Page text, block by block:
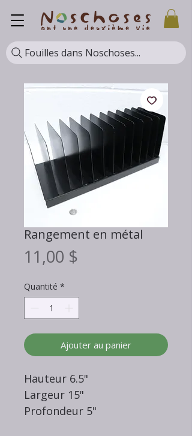
Fouilles dans Noschoses...
Rangement en métal
11,00 $
Quantité *
Ajouter au panier
Hauteur 6.5"
Largeur 15"
Profondeur 5"